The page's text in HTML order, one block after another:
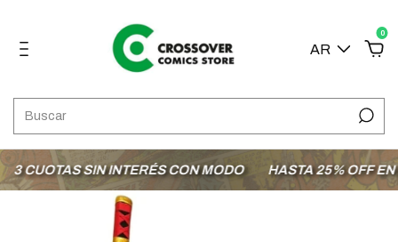
AR
0
CUOTAS SIN INTERÉS CON MODO HASTA 25% OFF EN